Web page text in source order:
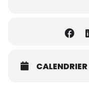
CALENDRIER